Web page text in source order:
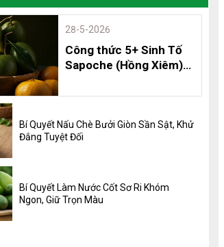
28-5-2026
Công thức 5+ Sinh Tố
Sapoche (Hồng Xiêm)
và 8 Lợi Ích Không Thể
Bí Quyết Nấu Chè Bưởi Giòn Sần Sật, Khử
Đắng Tuyệt Đối
Bí Quyết Làm Nước Cốt Sơ Ri Khóm
Ngon, Giữ Trọn Màu